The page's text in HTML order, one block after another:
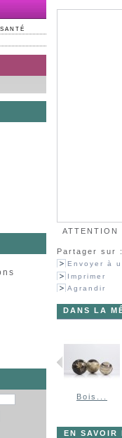
Partager sur
Envoyer à
Imprimer
Agrandir
DANS LA
Bois...
EN SAVOIR